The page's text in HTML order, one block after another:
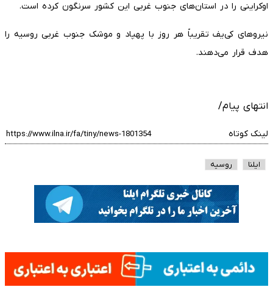
اوکراینی را در استان‌های جنوب غربی این کشور سرنگون کرده است.
نیروهای کی‌یف تقریباً هر روز با پهپاد و موشک جنوب غربی روسیه را
هدف قرار می‌دهند.
انتهای پیام/
لینک کوتاه
ایلنا روسیه